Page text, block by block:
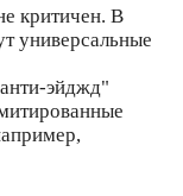
критичен. В
универсальные
эйджд"